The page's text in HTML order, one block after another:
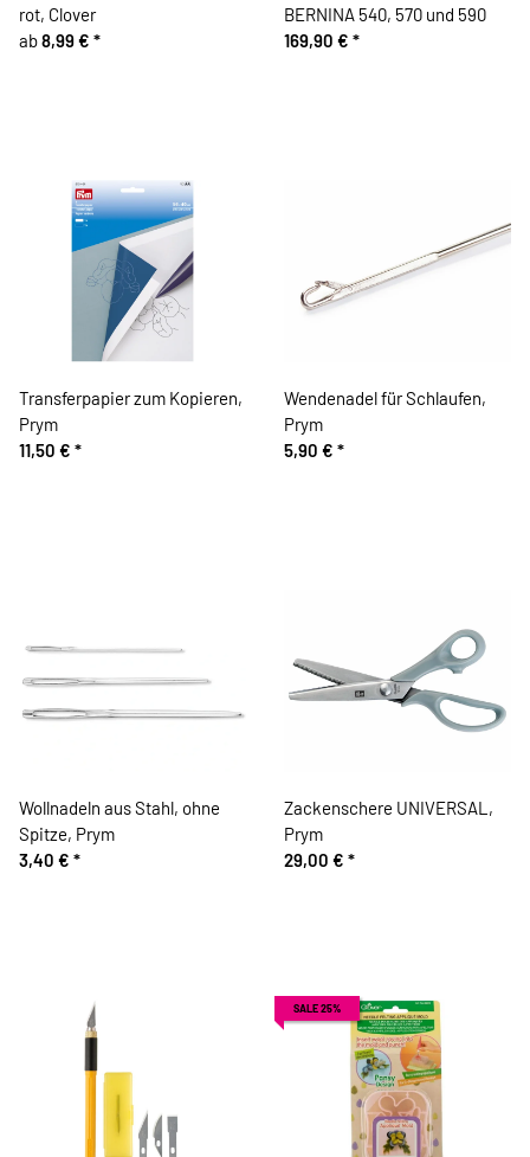
rot, Clover
ab8,99 € *
BERNINA 540, 570 und 590
169,90 € *
Transferpapier zum Kopieren,
Prym
11,50 € *
Wendenadel für Schlaufen,
Prym
5,90 € *
Wollnadeln aus Stahl, ohne
Spitze, Prym
3,40 € *
Zackenschere UNIVERSAL,
Prym
29,00 € *
SALE 25%